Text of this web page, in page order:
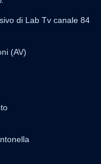
di Lab Tv canale 84
(AV)